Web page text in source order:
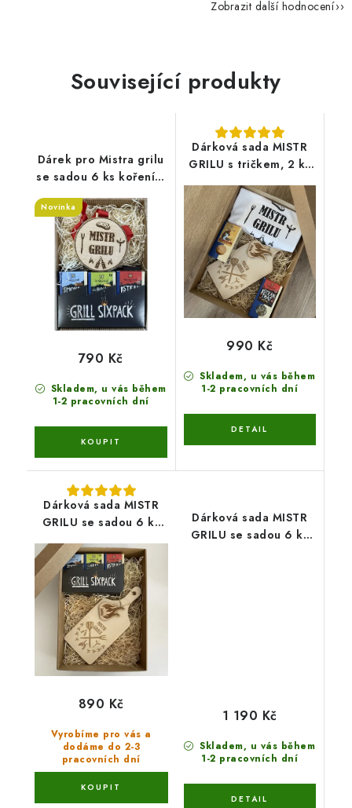
Zobrazit další hodnocení
Související produkty
Dárek pro Mistra grilu
se sadou 6 ks koření a
medailí
Novinka
Skladem, u vás během
1-2 pracovních dní
790 Kč
Dárková sada MISTR
GRILU s tričkem, 2 ks
koření na gril
SONNENTOR a
prkénkem + vlastní
jméno
Skladem, u vás během
1-2 pracovních dní
990 Kč
Dárková sada MISTR
GRILU se sadou 6 ks
prkénkem + vlastní
jméno
Vyrobíme pro vás a
dodáme do 2-3
pracovních dní
890 Kč
Dárková sada MISTR
GRILU se sadou 6 ks
Skladem, u vás během
1-2 pracovních dní
1 190 Kč